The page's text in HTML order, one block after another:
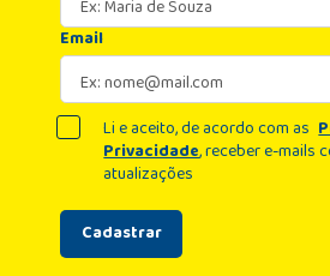
Email
Cadastrar
Li e aceito, de acordo com as
Privacidade, receber e-mails
atualizações